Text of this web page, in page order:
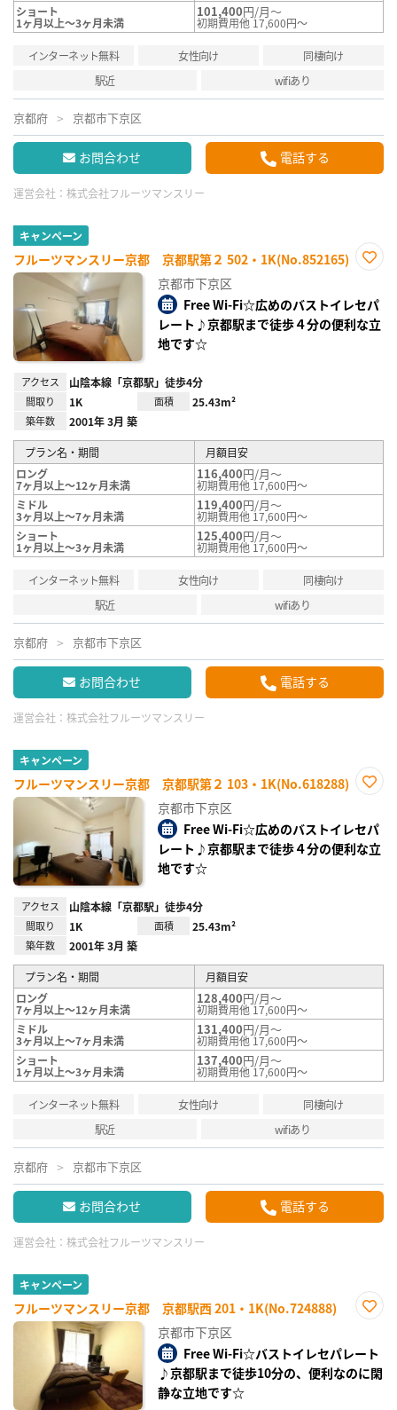
ショート
1ヶ月以上～3ヶ月未満
101,400円/月～
初期費用他 17,600円～
インターネット無料 女性向け
同棲向け
駅近
wifiあり
京都府 京都市下京区
お問合わせ 電話する
運営会社： 株式会社フルーツマンスリー
キャンペーン
フルーツマンスリー京都 京都駅第２ 502・1K(No.852165)
り登
録
京都市下京区
Free Wi-Fi☆広めのバストイレセパ
レート♪京都駅まで徒歩４分の便利な立
地です☆
アクセス 山陰本線「京都駅」徒歩4分
間取り 1K 面積 25.43m²
築年数 2001年 3月 築
プラン名・期間
月額目安
ロング
7ヶ月以上～12ヶ月未満
116,400円/月～
初期費用他 17,600円～
ミドル
3ヶ月以上～7ヶ月未満
119,400円/月～
初期費用他 17,600円～
ショート
1ヶ月以上～3ヶ月未満
125,400円/月～
初期費用他 17,600円～
インターネット無料 女性向け
同棲向け
駅近
wifiあり
京都府 京都市下京区
お問合わせ 電話する
運営会社： 株式会社フルーツマンスリー
キャンペーン
フルーツマンスリー京都 京都駅第２ 103・1K(No.618288)
り登
録
京都市下京区
Free Wi-Fi☆広めのバストイレセパ
レート♪京都駅まで徒歩４分の便利な立
地です☆
アクセス 山陰本線「京都駅」徒歩4分
間取り 1K 面積 25.43m²
築年数 2001年 3月 築
プラン名・期間
月額目安
ロング
7ヶ月以上～12ヶ月未満
128,400円/月～
初期費用他 17,600円～
ミドル
3ヶ月以上～7ヶ月未満
131,400円/月～
初期費用他 17,600円～
ショート
1ヶ月以上～3ヶ月未満
137,400円/月～
初期費用他 17,600円～
インターネット無料 女性向け
同棲向け
駅近
wifiあり
京都府 京都市下京区
お問合わせ 電話する
運営会社： 株式会社フルーツマンスリー
キャンペーン
フルーツマンスリー京都 京都駅西 201・1K(No.724888)
り登
録
京都市下京区
Free Wi-Fi☆バストイレセパレート
♪京都駅まで徒歩10分の、便利なのに閑
静な立地です☆